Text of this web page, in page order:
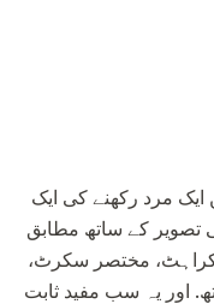
مرد رکھنے کی ایک
کے ساتھ مطابق
مختصر سکرٹ،
اور یہ سب مفید ثابت